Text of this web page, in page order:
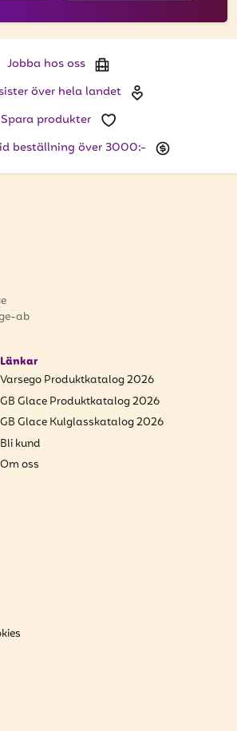
Jobba hos oss
över hela landet
Spara produkter
beställning över 3000:-
ab
Länkar
Varsego Produktkatalog 2026
GB Glace Produktkatalog 2026
GB Glace Kulglasskatalog 2026
Bli kund
Om oss